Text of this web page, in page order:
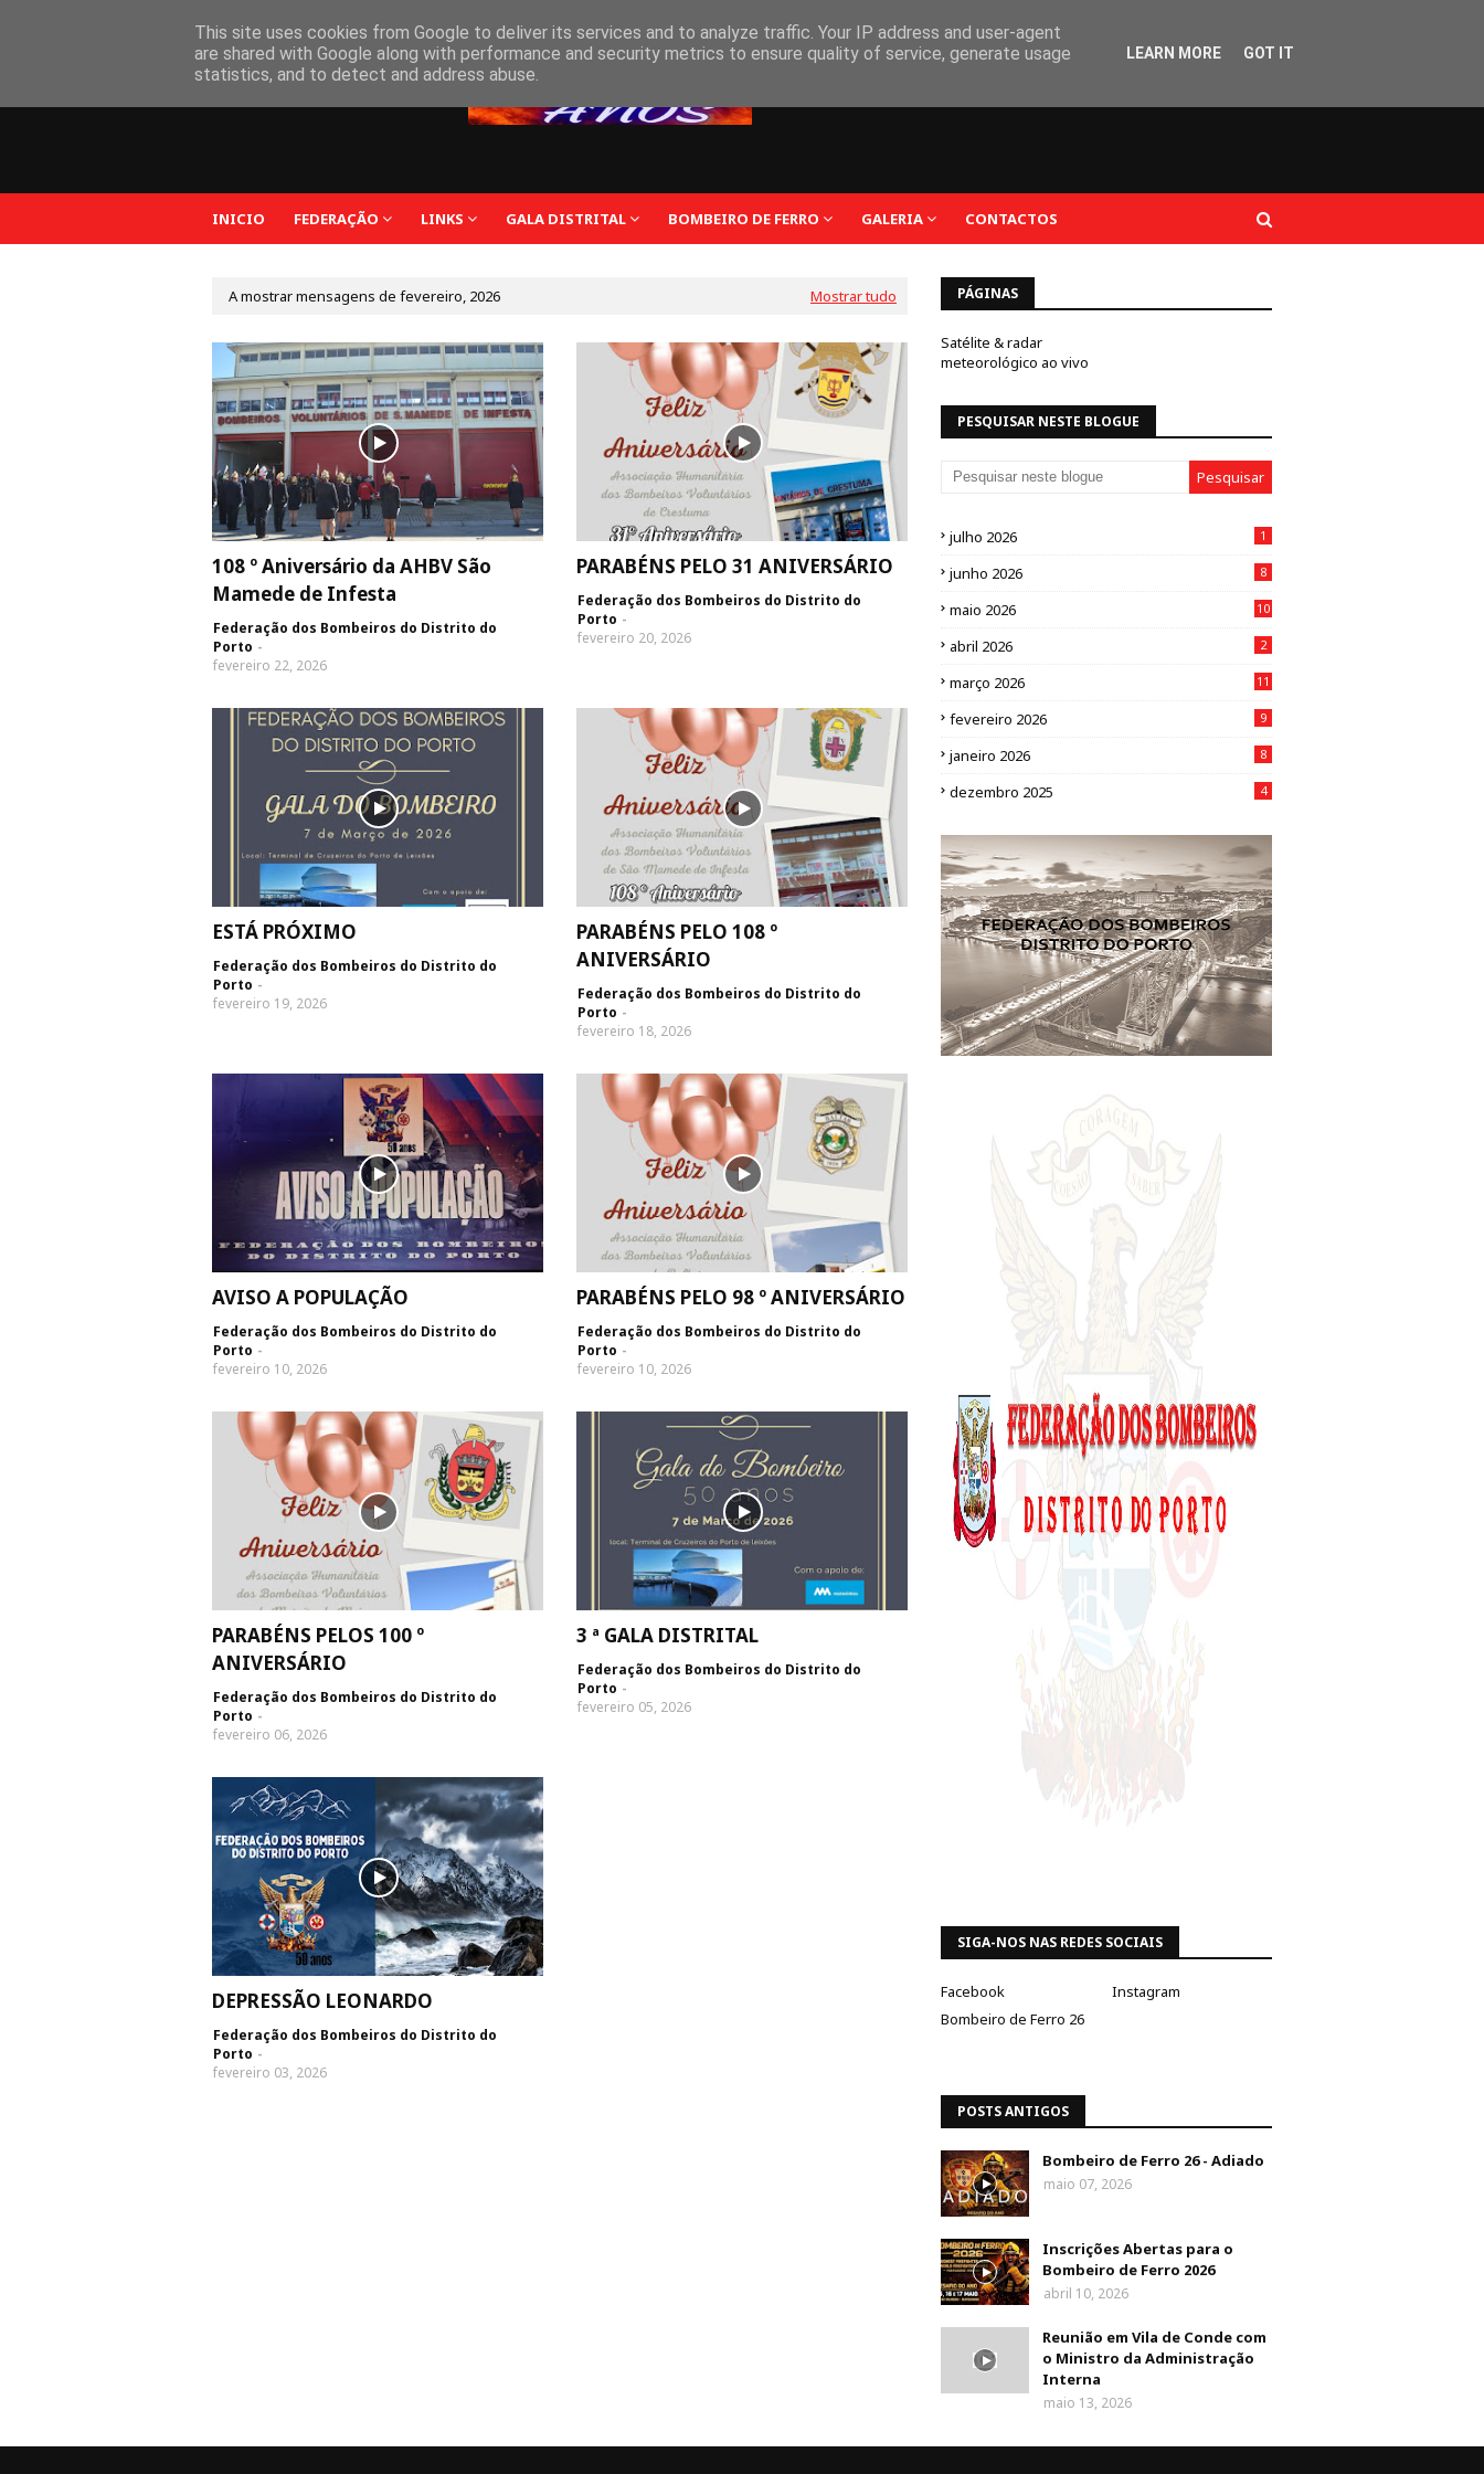
INICIO FEDERAÇÃO LINKS GALA DISTRITAL BOMBEIRO DE FERRO GALERIA CONTACTOS
A mostrar mensagens de fevereiro, 2026 Mostrar tudo
108 º Aniversário da AHBV São
Mamede de Infesta
Federação dos Bombeiros do Distrito do
Porto
fevereiro 22, 2026
PARABÉNS PELO 31 ANIVERSÁRIO
Federação dos Bombeiros do Distrito do
Porto
fevereiro 20, 2026
ESTÁ PRÓXIMO
Federação dos Bombeiros do Distrito do
Porto
fevereiro 19, 2026
PARABÉNS PELO 108 º
ANIVERSÁRIO
Federação dos Bombeiros do Distrito do
Porto
fevereiro 18, 2026
AVISO A POPULAÇÃO
Federação dos Bombeiros do Distrito do
Porto
fevereiro 10, 2026
PARABÉNS PELO 98 º ANIVERSÁRIO
Federação dos Bombeiros do Distrito do
Porto
fevereiro 10, 2026
PARABÉNS PELOS 100 º
ANIVERSÁRIO
Federação dos Bombeiros do Distrito do
Porto
fevereiro 06, 2026
3 ª GALA DISTRITAL
Federação dos Bombeiros do Distrito do
Porto
fevereiro 05, 2026
DEPRESSÃO LEONARDO
Federação dos Bombeiros do Distrito do
Porto
fevereiro 03, 2026
PÁGINAS
Satélite & radar
meteorológico ao vivo
PESQUISAR NESTE BLOGUE
julho 2026 1
junho 2026 8
maio 2026 10
abril 2026 2
março 2026 11
fevereiro 2026 9
janeiro 2026 8
dezembro 2025 4
SIGA-NOS NAS REDES SOCIAIS
Facebook
Instagram
Bombeiro de Ferro 26
POSTS ANTIGOS
Bombeiro de Ferro 26 - Adiado
maio 07, 2026
Inscrições Abertas para o
Bombeiro de Ferro 2026
abril 10, 2026
Reunião em Vila de Conde com
o Ministro da Administração
Interna
maio 13, 2026
This site uses cookies from Google to deliver its services and to analyze traffic. Your IP address and user-agent
are shared with Google along with performance and security metrics to ensure quality of service, generate usage
statistics, and to detect and address abuse.
LEARN MORE GOT IT